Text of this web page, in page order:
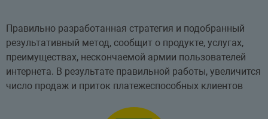
Правильно разработанная стратегия и подобранный
результативный метод, сообщит о продукте, услугах,
преимуществах, нескончаемой армии пользователей
интернета. В результате правильной работы, увеличится
число продаж и приток платежеспособных клиентов